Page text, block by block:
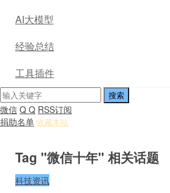
AI大模型
经验总结
工具插件
微信 Q Q RSS订阅
捐助名单 收藏本站
Tag "微信十年" 相关话题
科技资讯